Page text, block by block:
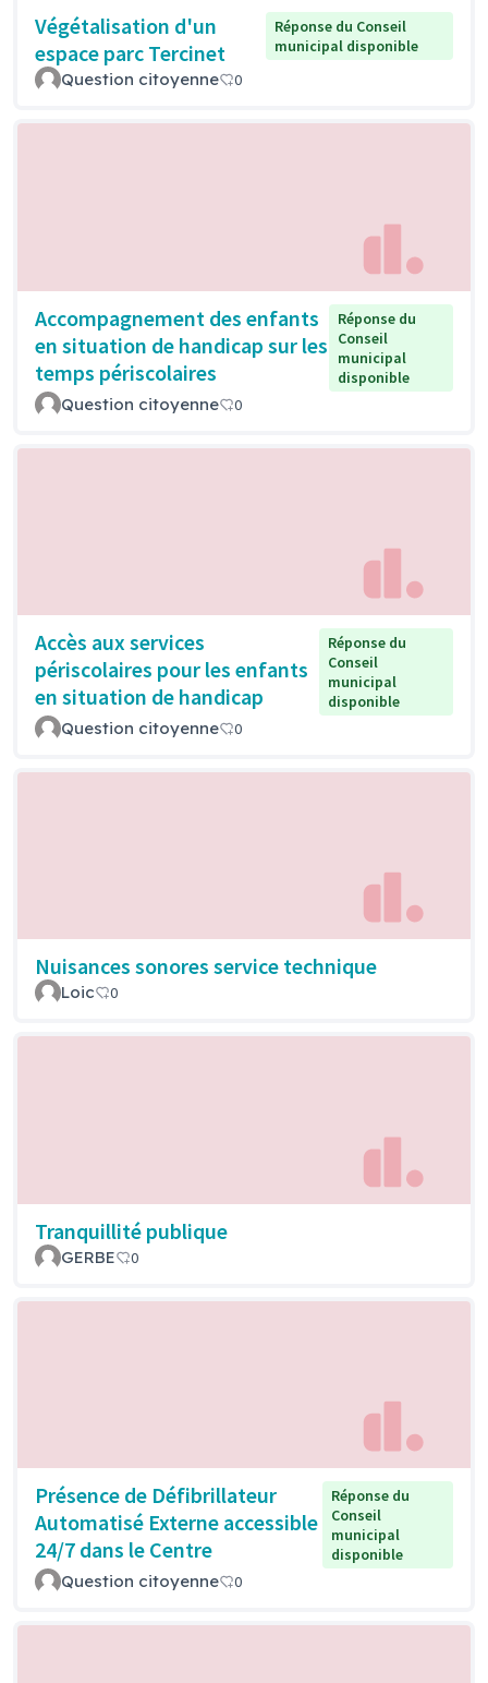
Végétalisation d'un
espace parc Tercinet
Réponse du Conseil
municipal disponible
Question citoyenne 0
Accompagnement des enfants
en situation de handicap sur les
temps périscolaires
Réponse du
Conseil
municipal
disponible
Question citoyenne 0
Accès aux services
périscolaires pour les enfants
en situation de handicap
Réponse du
Conseil
municipal
disponible
Question citoyenne 0
Nuisances sonores service technique
Loic 0
Tranquillité publique
GERBE 0
Présence de Défibrillateur
Automatisé Externe accessible
24/7 dans le Centre
Réponse du
Conseil
municipal
disponible
Question citoyenne 0